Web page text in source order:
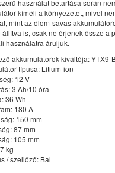
használat betartása során
kíméli a környezetet, mivel
mint az ólom-savas
állítva is, csak ne érjenek össze a
használatra áruljuk.
akkumulátorok kiváltója: YTX9-
típusa: Lítium-ion
12 V
3 Ah/10 óra
36 Wh
180 A
150 mm
87 mm
105 mm
kg
/ szellőző: Bal